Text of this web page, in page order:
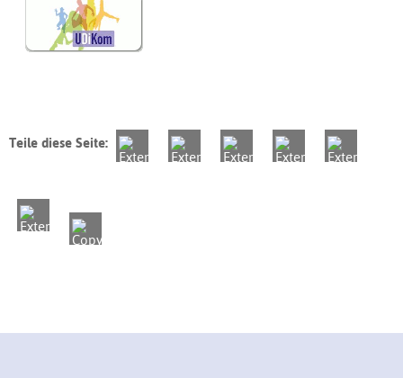
Teile diese Seite: